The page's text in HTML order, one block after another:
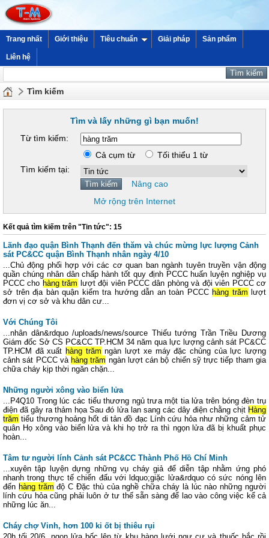
Trang nhất Giới thiệu Tiêu chuẩn Giải pháp Sản phẩm
Liên hệ
Tìm kiếm
Tìm và lấy những gì bạn muốn!
Từ tìm kiếm:
Cả cụm từ
Tối thiểu 1 từ
Tìm kiếm tại:
Nâng cao
Mở rộng trên Internet
Kết quả tìm kiếm trên "Tin tức": 15
Lãnh đạo quận Bình Thạnh đến thăm và chúc mừng lực lượng Cảnh
sát PC&CC quận Bình Thạnh nhân ngày 4/10
...Chủ động phối hợp với các cơ quan ban ngành tuyên truyền vận động
quần chúng nhân dân chấp hành tốt quy định PCCC huấn luyện nghiệp vụ
PCCC cho hàng trăm lượt đội viên PCCC dân phòng và đội viên PCCC cơ
sở trên địa bàn quận kiểm tra hướng dẫn an toàn PCCC hàng trăm lượt
đơn vị cơ sở và khu dân cư...
Với Chúng Tôi
...nhân dân&rdquo /uploads/news/source Thiếu tướng Trần Triều Dương
Giám đốc Sở CS PC&CC TP.HCM 34 năm qua lực lượng cảnh sát PC&CC
TP.HCM đã xuất hàng trăm ngàn lượt xe máy đặc chủng của lực lượng
cảnh sát PCCC và hàng trăm ngàn lượt cán bộ chiến sỹ trực tiếp tham gia
chữa cháy kịp thời ngăn chặn...
Những người xông vào biển lửa
...P4Q10 Trong lúc các tiểu thương ngủ trưa một tia lửa trên bóng đèn trụ
điện đã gây ra thảm họa Sau đó lửa lan sang các dây điện chằng chịt Hàng
trăm tiểu thương hoảng hốt di tản đồ đạc Lính cứu hỏa như những cảm tử
quân Họ xông vào biển lửa và khi họ trở ra thì ngọn lửa đã bị khuất phục
hoàn...
Tâm tư người lính Cảnh sát PC&CC Thành Phố Hồ Chí Minh
...xuyên tập luyện dựng những vụ cháy giả để diễn tập nhằm ứng phó
nhanh trong thực tế chiến đấu với ldquo;giặc lửa&rdquo có sức nóng lên
đến hàng trăm độ C Đặc thù của nghề chữa cháy là lúc nào những người
lính cứu hỏa cũng phải luôn ở tư thế sẵn sàng để lao vào công việc kể cả
những lúc ăn...
Cháy chợ Vinh, hơn 100 ki ốt bị thiêu rụi